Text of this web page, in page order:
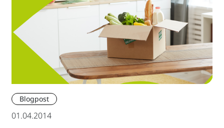
Blogpost
01.04.2014